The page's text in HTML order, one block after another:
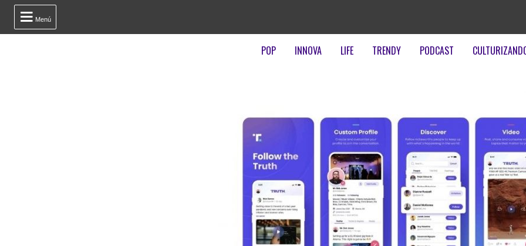
 Menú
POP INNOVA LIFE TRENDY PODCAST